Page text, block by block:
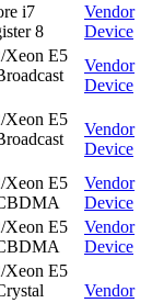
i7
8
Vendor
Device
Xeon E5
Vendor
Device
Xeon E5
Vendor
Device
Xeon E5
Vendor
Device
Xeon E5
Vendor
Device
Xeon E5
Vendor